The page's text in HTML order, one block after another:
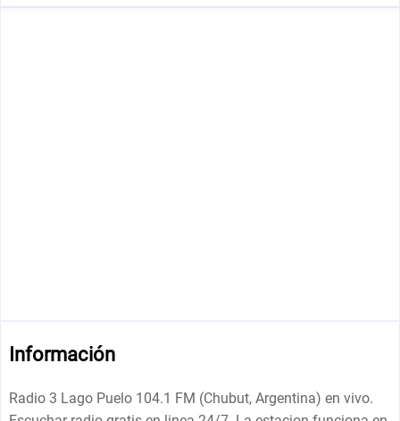
Información
Radio 3 Lago Puelo 104.1 FM (Chubut, Argentina) en vivo.